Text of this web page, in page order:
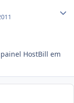
HostBill em